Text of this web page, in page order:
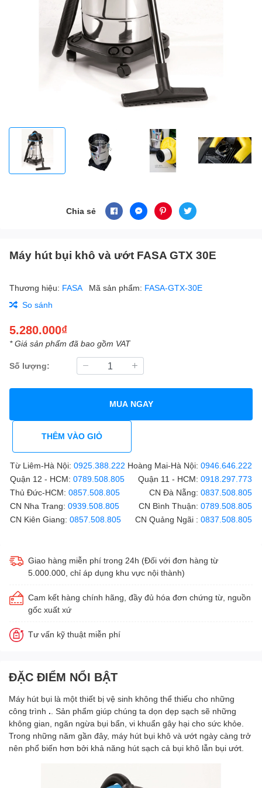
Chia sẻ
Máy hút bụi khô và ướt FASA GTX 30E
Thương hiệu: FASA Mã sản phẩm: FASA-GTX-30E
So sánh
5.280.000₫
* Giá sản phẩm đã bao gồm VAT
Số lượng:
MUA NGAY
THÊM VÀO GIỎ
Từ Liêm-Hà Nội: 0925.388.222 Hoàng Mai-Hà Nội: 0946.646.222
Quận 12 - HCM: 0789.508.805 Quận 11 - HCM: 0918.297.773
Thủ Đức-HCM: 0857.508.805 CN Đà Nẵng: 0837.508.805
CN Nha Trang: 0939.508.805 CN Bình Thuận: 0789.508.805
CN Kiên Giang: 0857.508.805 CN Quảng Ngãi : 0837.508.805
Giao hàng miễn phí trong 24h (Đối với đơn hàng từ
5.000.000, chỉ áp dụng khu vực nội thành)
Cam kết hàng chính hãng, đầy đủ hóa đơn chứng từ, nguồn
gốc xuất xứ
Tư vấn kỹ thuật miễn phí
ĐẶC ĐIỂM NỔI BẬT
Máy hút bụi là một thiết bị vệ sinh không thể thiếu cho những
công trình . . Sản phẩm giúp chúng ta dọn dẹp sạch sẽ những
không gian, ngăn ngừa bụi bẩn, vi khuẩn gây hại cho sức khỏe.
Trong những năm gần đây, máy hút bụi khô và ướt ngày càng trở
nên phổ biến hơn bởi khả năng hút sạch cả bụi khô lẫn bụi ướt.